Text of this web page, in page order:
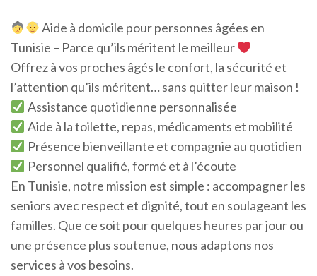
Aide à domicile pour personnes âgées en
Tunisie – Parce qu’ils méritent le meilleur
Offrez à vos proches âgés le confort, la sécurité et
l’attention qu’ils méritent… sans quitter leur maison !
Assistance quotidienne personnalisée
Aide à la toilette, repas, médicaments et mobilité
Présence bienveillante et compagnie au quotidien
Personnel qualifié, formé et à l’écoute
En Tunisie, notre mission est simple : accompagner les
seniors avec respect et dignité, tout en soulageant les
familles. Que ce soit pour quelques heures par jour ou
une présence plus soutenue, nous adaptons nos
services à vos besoins.